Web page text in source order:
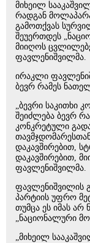
მიხეილ
რადგან
გამოთქვას
შეუერთდეს
მიიღოს
ფავლენიშვილმა.
ირაკლი
ბევრ რამეს
„ბევრი საკითხი
შეიძლება ბევრ
კონკრეტული
დაკავშირებით,
დაკავშირებით,
ფავლენიშვილმა.
ფავლენიშვილის
პარტიის უფრო
თუმცა ეს იმას არ
„ნაციონალური
„მიხეილ